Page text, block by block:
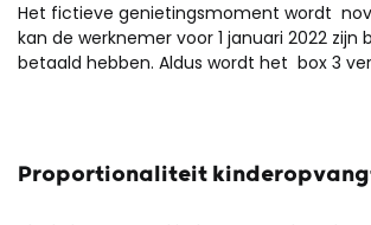
Het fictieve genietingsmoment wordt
kan de werknemer voor 1 januari 2022 zijn
betaald hebben. Aldus wordt het box 3
Proportionaliteit